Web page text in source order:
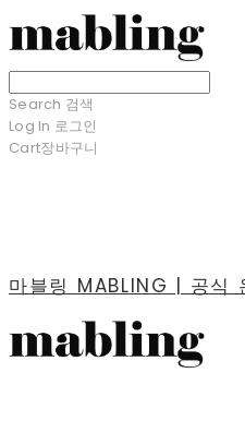
Search 검색
Log In 로그인
Cart장바구니
마블링 MABLING | 공식